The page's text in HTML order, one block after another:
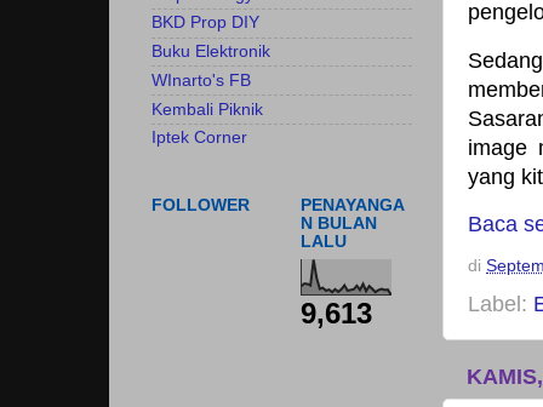
image
yang
Baca
di
Label:
BKD Prop DIY
Buku Elektronik
WInarto's FB
Kembali Piknik
Iptek Corner
FOLLOWER
PENAYANGA
N BULAN
LALU
9,613